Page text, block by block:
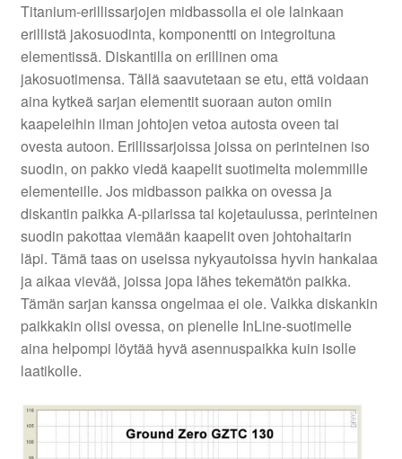
Titanium-erillissarjojen midbassolla ei ole lainkaan
erillistä jakosuodinta, komponentti on integroituna
elementissä. Diskantilla on erillinen oma
jakosuotimensa. Tällä saavutetaan se etu, että voidaan
aina kytkeä sarjan elementit suoraan auton omiin
kaapeleihin ilman johtojen vetoa autosta oveen tai
ovesta autoon. Erillissarjoissa joissa on perinteinen iso
suodin, on pakko viedä kaapelit suotimelta molemmille
elementeille. Jos midbasson paikka on ovessa ja
diskantin paikka A-pilarissa tai kojetaulussa, perinteinen
suodin pakottaa viemään kaapelit oven johtohaitarin
läpi. Tämä taas on useissa nykyautoissa hyvin hankalaa
ja aikaa vievää, joissa jopa lähes tekemätön paikka.
Tämän sarjan kanssa ongelmaa ei ole. Vaikka diskankin
paikkakin olisi ovessa, on pienelle InLine-suotimelle
aina helpompi löytää hyvä asennuspaikka kuin isolle
laatikolle.